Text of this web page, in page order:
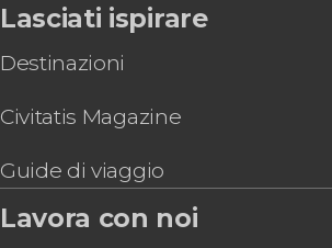
Lasciati ispirare
Destinazioni
Civitatis Magazine
Guide di viaggio
Lavora con noi